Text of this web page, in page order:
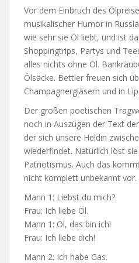
Vor dem Einbruch des
musikalischer Humor in
wie sehr sie Öl liebt, und ist
Shoppingtrips, Partys und
alles nichts ohne Öl.
Ölsäcke. Bettler freuen sich
Champagnergläsern und in
Der großen poetischen
noch in Auszügen der Text
der sich unsere Heldin
wiederfindet. Natürlich löst
Patriotismus. Auch das
nicht komplett unbekannt vor.
Mann 1: Liebst du mich?
Frau: Ich liebe Öl.
Mann 1: Öl, das bin ich!
Frau: Ich liebe dich!
Mann 2: Ich habe Gas.